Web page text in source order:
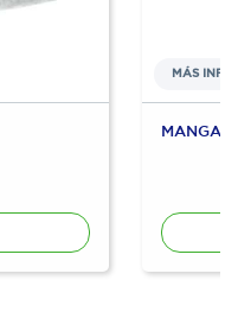
MÁS
MANGA